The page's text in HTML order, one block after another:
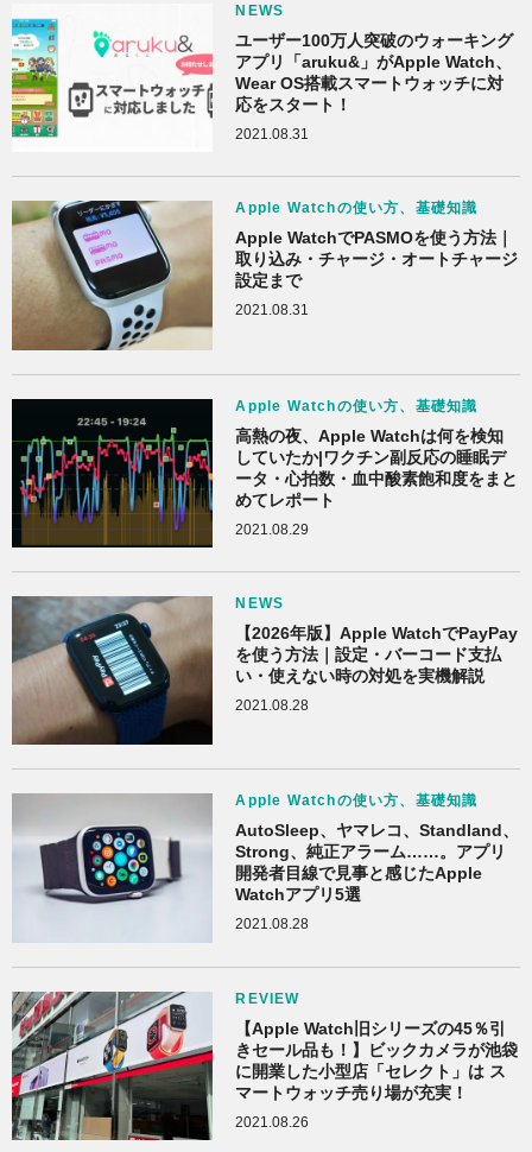
NEWS
ユーザー100万人突破のウォーキング
アプリ「aruku&」がApple Watch、
Wear OS搭載スマートウォッチに対
応をスタート！
2021.08.31
Apple Watchの使い方、基礎知識
Apple WatchでPASMOを使う方法｜
取り込み・チャージ・オートチャージ
設定まで
2021.08.31
Apple Watchの使い方、基礎知識
高熱の夜、Apple Watchは何を検知
していたか|ワクチン副反応の睡眠デ
ータ・心拍数・血中酸素飽和度をまと
めてレポート
2021.08.29
NEWS
【2026年版】Apple WatchでPayPay
を使う方法｜設定・バーコード支払
い・使えない時の対処を実機解説
2021.08.28
Apple Watchの使い方、基礎知識
AutoSleep、ヤマレコ、Standland、
Strong、純正アラーム……。アプリ
開発者目線で見事と感じたApple
Watchアプリ5選
2021.08.28
REVIEW
【Apple Watch旧シリーズの45％引
きセール品も！】ビックカメラが池袋
に開業した小型店「セレクト」は ス
マートウォッチ売り場が充実！
2021.08.26